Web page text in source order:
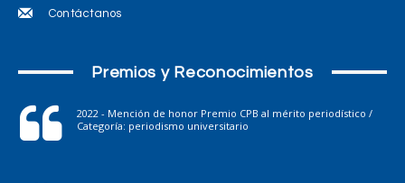
Contáctanos
Premios y Reconocimientos
2022 - Mención de honor Premio CPB al mérito periodístico /
Categoría: periodismo universitario